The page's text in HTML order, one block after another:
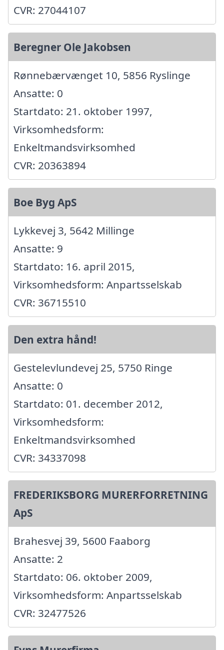
CVR: 27044107
Beregner Ole Jakobsen
Rønnebærvænget 10, 5856 Ryslinge
Ansatte: 0
Startdato: 21. oktober 1997,
Virksomhedsform:
Enkeltmandsvirksomhed
CVR: 20363894
Boe Byg ApS
Lykkevej 3, 5642 Millinge
Ansatte: 9
Startdato: 16. april 2015,
Virksomhedsform: Anpartsselskab
CVR: 36715510
Den extra hånd!
Gestelevlundevej 25, 5750 Ringe
Ansatte: 0
Startdato: 01. december 2012,
Virksomhedsform:
Enkeltmandsvirksomhed
CVR: 34337098
FREDERIKSBORG MURERFORRETNING
ApS
Brahesvej 39, 5600 Faaborg
Ansatte: 2
Startdato: 06. oktober 2009,
Virksomhedsform: Anpartsselskab
CVR: 32477526